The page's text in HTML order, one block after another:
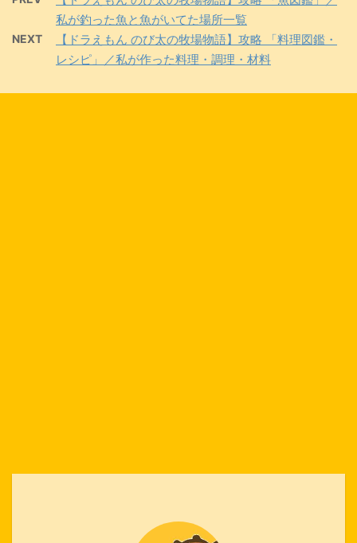
私が釣った魚と魚がいてた場所一覧
NEXT
【ドラえもん のび太の牧場物語】攻略 「料理図鑑・
レシピ」／私が作った料理・調理・材料